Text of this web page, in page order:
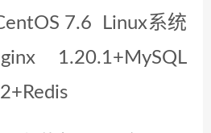
7.6 Linux系统
1.20.1+MySQL